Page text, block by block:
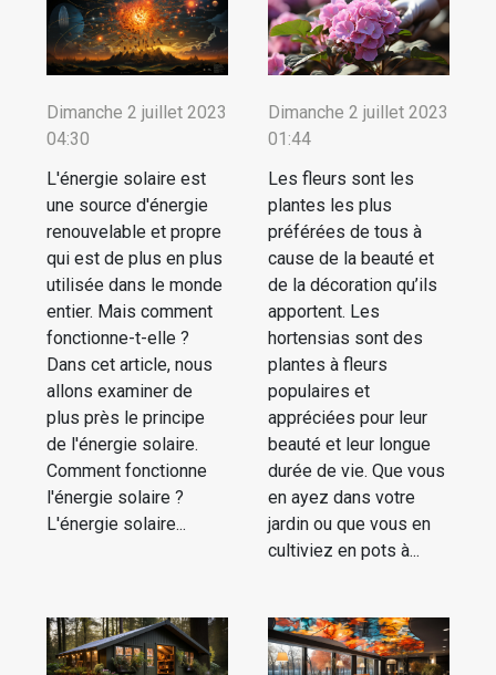
Dimanche 2 juillet 2023
04:30
L'énergie solaire est
une source d'énergie
renouvelable et propre
qui est de plus en plus
utilisée dans le monde
entier. Mais comment
fonctionne-t-elle ?
Dans cet article, nous
allons examiner de
plus près le principe
de l'énergie solaire.
Comment fonctionne
l'énergie solaire ?
L'énergie solaire...
Dimanche 2 juillet 2023
01:44
Les fleurs sont les
plantes les plus
préférées de tous à
cause de la beauté et
de la décoration qu’ils
apportent. Les
hortensias sont des
plantes à fleurs
populaires et
appréciées pour leur
beauté et leur longue
durée de vie. Que vous
en ayez dans votre
jardin ou que vous en
cultiviez en pots à...